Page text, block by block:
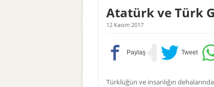
Atatürk ve Türk
12 Kasım 2017
Türklüğün ve insanlığın